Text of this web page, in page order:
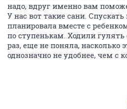
надо, вдруг именно вам
У нас вот такие сани.
планировала вместе с
по ступенькам. Ходили гулять
раз, еще не поняла, насколько
однозначно не удобнее, чем с